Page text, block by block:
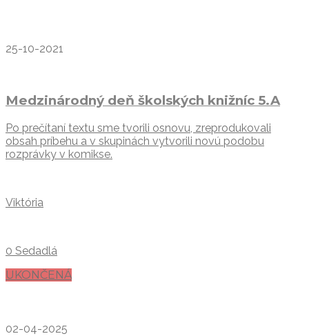
25-10-2021
Medzinárodný deň školských knižníc 5.A
Po prečítaní textu sme tvorili osnovu, zreprodukovali
obsah príbehu a v skupinách vytvorili novú podobu
rozprávky v komikse.
Viktória
0 Sedadlá
UKONČENÁ
02-04-2025